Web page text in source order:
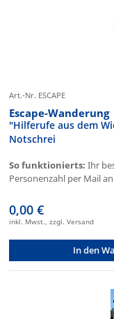
Art.-Nr. ESCAPE
Escape-Wanderung
"Hilferufe aus dem
Notschrei
So funktionierts: Ihr
Personenzahl per Mail an
0,00 €
inkl. Mwst., zzgl. Versand
In den